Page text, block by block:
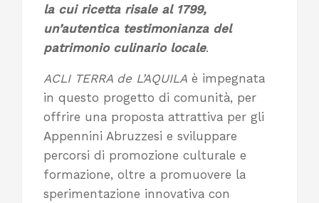
la cui ricetta risale al 1799,
un’autentica testimonianza del
patrimonio culinario locale.
ACLI TERRA de L’AQUILA è impegnata
in questo progetto di comunità, per
offrire una proposta attrattiva per gli
Appennini Abruzzesi e sviluppare
percorsi di promozione culturale e
formazione, oltre a promuovere la
sperimentazione innovativa con